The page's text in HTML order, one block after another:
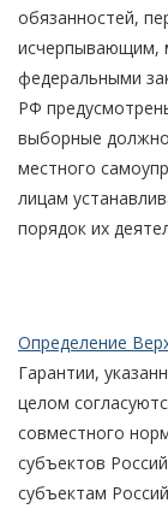
обязанностей,
исчерпывающим,
федеральными
РФ
выборные
местного
лицам
порядок их
Определение
Гарантии,
целом
совместного
субъектов
субъектам